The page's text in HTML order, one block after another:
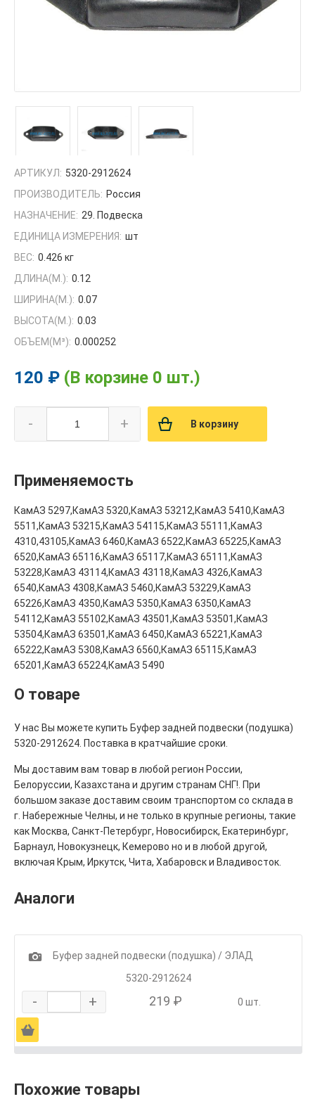
АРТИКУЛ: 5320-2912624
ПРОИЗВОДИТЕЛЬ: Россия
НАЗНАЧЕНИЕ: 29. Подвеска
ЕДИНИЦА ИЗМЕРЕНИЯ: шт
ВЕС: 0.426 кг
ДЛИНА(М.): 0.12
ШИРИНА(М.): 0.07
ВЫСОТА(М.): 0.03
ОБЪЕМ(M³): 0.000252
120 ₽ (В корзине 0 шт.)
- + В корзину
Применяемость
КамАЗ 5297,КамАЗ 5320,КамАЗ 53212,КамАЗ 5410,КамАЗ
5511,КамАЗ 53215,КамАЗ 54115,КамАЗ 55111,КамАЗ
4310,43105,КамАЗ 6460,КамАЗ 6522,КамАЗ 65225,КамАЗ
6520,КамАЗ 65116,КамАЗ 65117,КамАЗ 65111,КамАЗ
53228,КамАЗ 43114,КамАЗ 43118,КамАЗ 4326,КамАЗ
6540,КамАЗ 4308,КамАЗ 5460,КамАЗ 53229,КамАЗ
65226,КамАЗ 4350,КамАЗ 5350,КамАЗ 6350,КамАЗ
54112,КамАЗ 55102,КамАЗ 43501,КамАЗ 53501,КамАЗ
53504,КамАЗ 63501,КамАЗ 6450,КамАЗ 65221,КамАЗ
65222,КамАЗ 5308,КамАЗ 6560,КамАЗ 65115,КамАЗ
65201,КамАЗ 65224,КамАЗ 5490
О товаре
У нас Вы можете купить Буфер задней подвески (подушка)
5320-2912624. Поставка в кратчайшие сроки.
Мы доставим вам товар в любой регион России,
Белоруссии, Казахстана и другим странам СНГ!. При
большом заказе доставим своим транспортом со склада в
г. Набережные Челны, и не только в крупные регионы, такие
как Москва, Санкт-Петербург, Новосибирск, Екатеринбург,
Барнаул, Новокузнецк, Кемерово но и в любой другой,
включая Крым, Иркутск, Чита, Хабаровск и Владивосток.
Аналоги
1
Буфер задней подвески (подушка) / ЭЛАД
5320-2912624
- + 219 ₽ 0 шт.
Ä
Похожие товары